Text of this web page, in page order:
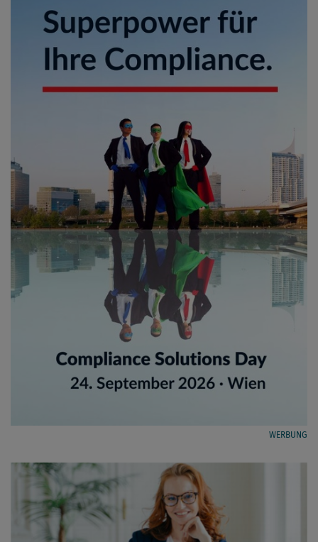
WERBUNG